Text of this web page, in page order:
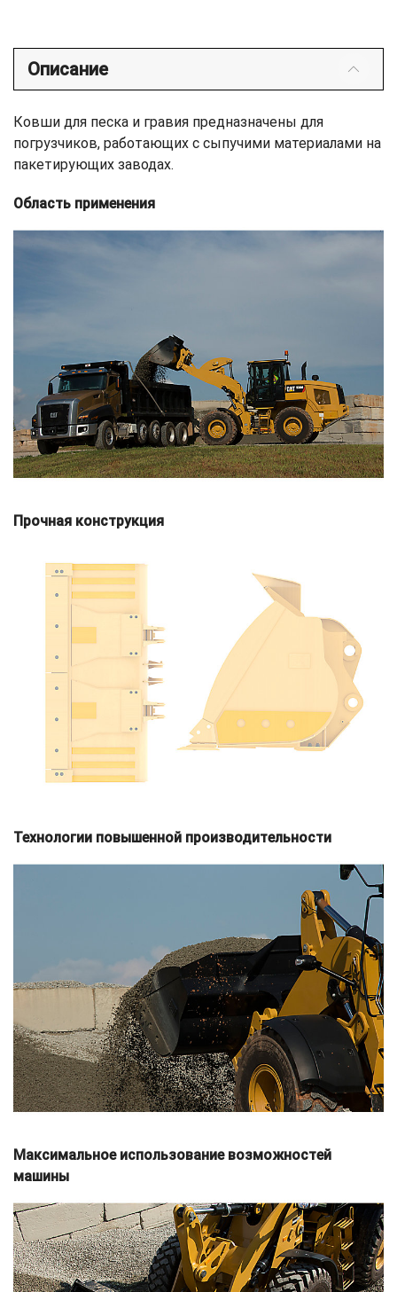
Описание
Ковши для песка и гравия предназначены для
погрузчиков, работающих с сыпучими материалами на
пакетирующих заводах.
Область применения
Прочная конструкция
Технологии повышенной производительности
Максимальное использование возможностей
машины